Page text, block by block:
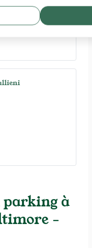
parking à
-